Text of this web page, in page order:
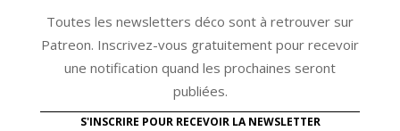
Toutes les newsletters déco sont à retrouver sur
Patreon. Inscrivez-vous gratuitement pour recevoir
une notification quand les prochaines seront
publiées.
S'INSCRIRE POUR RECEVOIR LA NEWSLETTER